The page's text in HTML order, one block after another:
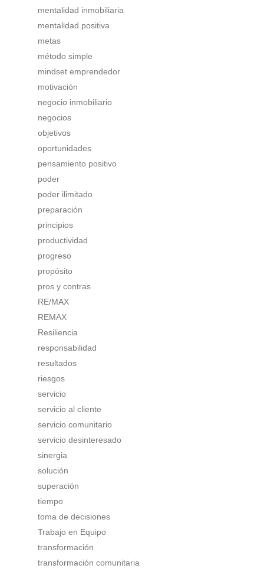
mentalidad inmobiliaria
mentalidad positiva
metas
método simple
mindset emprendedor
motivación
negocio inmobiliario
negocios
objetivos
oportunidades
pensamiento positivo
poder
poder ilimitado
preparación
principios
productividad
progreso
propósito
pros y contras
RE/MAX
REMAX
Resiliencia
responsabilidad
resultados
riesgos
servicio
servicio al cliente
servicio comunitario
servicio desinteresado
sinergia
solución
superación
tiempo
toma de decisiones
Trabajo en Equipo
transformación
transformación comunitaria